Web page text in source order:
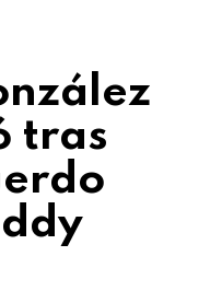
tras